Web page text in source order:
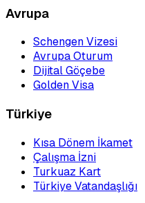
Avrupa
Schengen Vizesi
Avrupa Oturum
Dijital Göçebe
Golden Visa
Türkiye
Kısa Dönem İkamet
Çalışma İzni
Turkuaz Kart
Türkiye Vatandaşlığı